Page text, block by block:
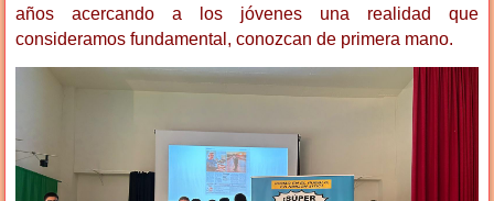
años acercando a los jóvenes una realidad que
consideramos fundamental, conozcan de primera mano.